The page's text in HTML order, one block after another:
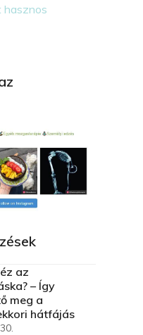
hasznos
az
– Így
meg a
hátfájás